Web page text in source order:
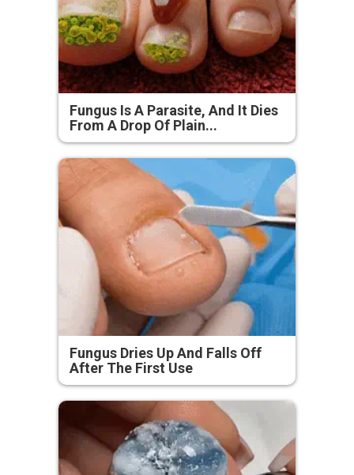
Fungus Is A Parasite, And It Dies
From A Drop Of Plain...
Fungus Dries Up And Falls Off
After The First Use